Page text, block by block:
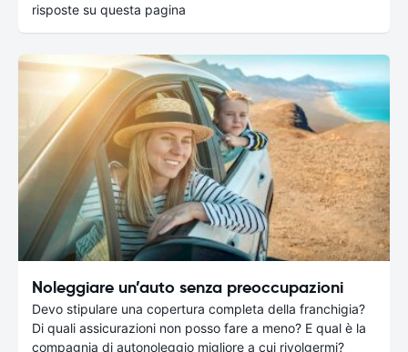
risposte su questa pagina
Noleggiare un’auto senza preoccupazioni
Devo stipulare una copertura completa della franchigia?
Di quali assicurazioni non posso fare a meno? E qual è la
compagnia di autonoleggio migliore a cui rivolgermi?